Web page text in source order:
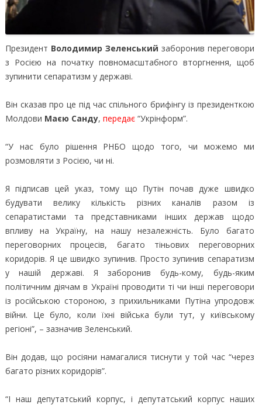
Президент Володимир Зеленський заборонив переговори
з Росією на початку повномасштабного вторгнення, щоб
зупинити сепаратизм у державі.
Він сказав про це під час спільного брифінгу із президенткою
Молдови Маєю Санду, передає “Укрінформ”.
“У нас було рішення РНБО щодо того, чи можемо ми
розмовляти з Росією, чи ні.
Я підписав цей указ, тому що Путін почав дуже швидко
будувати велику кількість різних каналів разом із
сепаратистами та представниками інших держав щодо
впливу на Україну, на нашу незалежність. Було багато
переговорних процесів, багато тіньових переговорних
коридорів. Я це швидко зупинив. Просто зупинив сепаратизм
у нашій державі. Я заборонив будь-кому, будь-яким
політичним діячам в Україні проводити ті чи інші переговори
із російською стороною, з прихильниками Путіна упродовж
війни. Це було, коли їхні війська були тут, у київському
регіоні”, – зазначив Зеленський.
Він додав, що росіяни намагалися тиснути у той час “через
багато різних коридорів”.
“І наш депутатський корпус, і депутатський корпус наших